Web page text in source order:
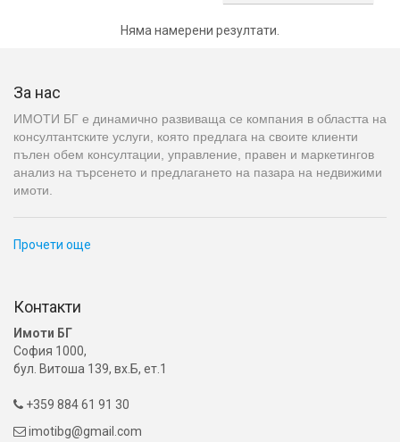
Няма намерени резултати.
За нас
ИМОТИ БГ е динамично развиваща се компания в областта на
консултантските услуги, която предлага на своите клиенти
пълен обем консултации, управление, правен и маркетингов
анализ на търсенето и предлагането на пазара на недвижими
имоти.
Прочети още
Контакти
Имоти БГ
София 1000,
бул. Витоша 139, вх.Б, ет.1
 +359 884 61 91 30
 imotibg@gmail.com